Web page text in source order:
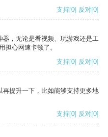
支持[0] 反对[0]
，无论是看视频、玩游戏还是工
担心网速卡顿了。
支持[0] 反对[0]
提升一下，比如能够支持更多地
支持[0] 反对[0]